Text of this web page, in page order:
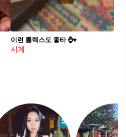
이런 롤렉스도 좋타 ⌚♥️
시계